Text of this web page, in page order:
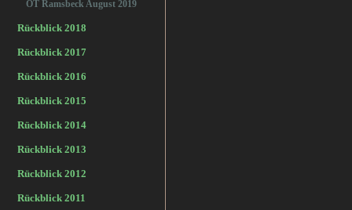
OT Ramsbeck August 2019
Rückblick 2018
Rückblick 2017
Rückblick 2016
Rückblick 2015
Rückblick 2014
Rückblick 2013
Rückblick 2012
Rückblick 2011